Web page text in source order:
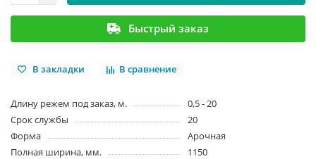
Быстрый заказ
В закладки В сравнение
Длину режем под заказ, м.
0,5 - 20
Срок службы
20
Форма
Арочная
Полная ширина, мм.
1150